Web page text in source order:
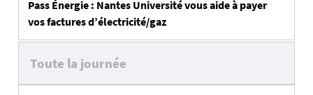
Pass Énergie : Nantes Université vous aide à payer
vos factures d’électricité/gaz
Toute la journée